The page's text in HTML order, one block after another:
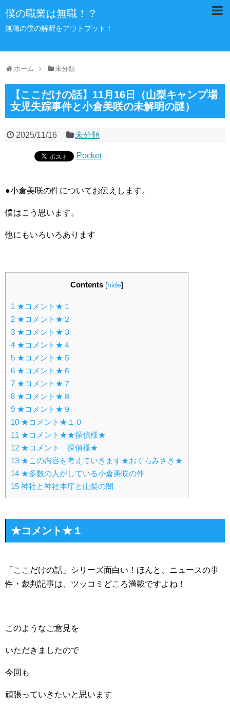
僕の職業は無職！？
無職の僕の解釈をアウトプット！
ホーム 未分類
【ここだけの話】11月16日（山梨キャンプ場
女児失踪事件と小倉美咲の未解明の謎）
2025/11/16 未分類
Pocket
●小倉美咲の件についてお伝えします。
僕はこう思います。
他にもいろいろあります
Contents [hide]
1 ★コメント★１
2 ★コメント★２
3 ★コメント★３
4 ★コメント★４
5 ★コメント★５
6 ★コメント★６
7 ★コメント★７
8 ★コメント★８
9 ★コメント★９
10 ★コメント★１０
11 ★コメント★★探偵様★
12 ★コメント 探偵様★
13 ★この内容を考えていきます★おぐらみさき★
14 ★多数の人がしている小倉美咲の件
15 神社と神社本庁と山梨の闇
★コメント★１
「ここだけの話」シリーズ面白い！ほんと、ニュースの事
件・裁判記事は、ツッコミどころ満載ですよね！
このようなご意見を
いただきましたので
今回も
頑張っていきたいと思います